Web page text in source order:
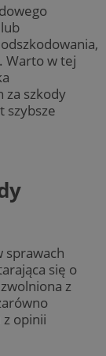
Warto w tej
za szkody
szybsze
sprawach
się o
z
opinii